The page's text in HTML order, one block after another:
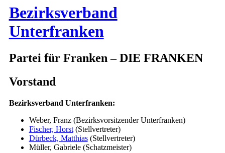
Bezirksverband
Unterfranken
Partei für Franken – DIE FRANKEN
Vorstand
Bezirksverband Unterfranken:
Weber, Franz (Bezirksvorsitzender Unterfranken)
Fischer, Horst(Stellvertreter)
Dürbeck, Matthias(Stellvertreter)
Müller, Gabriele (Schatzmeister)